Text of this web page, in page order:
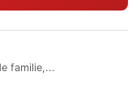
familie,...